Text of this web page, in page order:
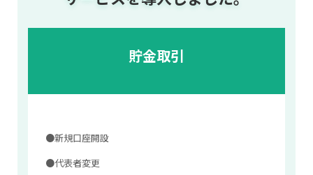
貯金取引
●新規口座開設
●代表者変更